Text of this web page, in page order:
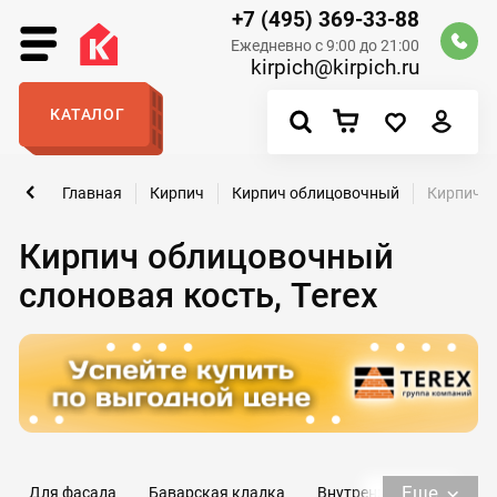
+7 (495) 369-33-88
Ежедневно с 9:00 до 21:00
kirpich@kirpich.ru
КАТАЛОГ
Кирпич облицовочный
слоновая кость, Terex
Главная Кирпич Кирпич облицовочный Кирпич
Для фасада Баварская кладка
Внутренний